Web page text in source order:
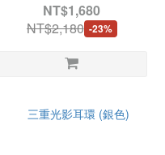
NT$1,680
NT$2,180 -23%